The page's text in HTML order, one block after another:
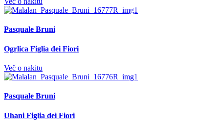
Pasquale Bruni
Ogrlica Figlia dei Fiori
Več o nakitu
Pasquale Bruni
Uhani Figlia dei Fiori